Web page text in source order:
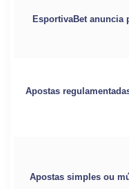
EsportivaBet anuncia
Apostas
Apostas simples ou